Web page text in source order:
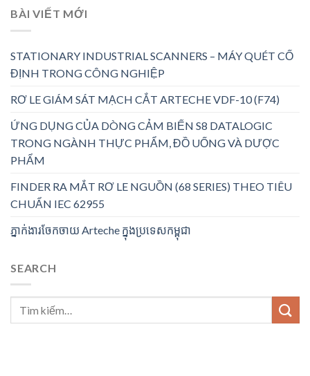
BÀI VIẾT MỚI
STATIONARY INDUSTRIAL SCANNERS – MÁY QUÉT CỐ
ĐỊNH TRONG CÔNG NGHIỆP
RƠ LE GIÁM SÁT MẠCH CẮT ARTECHE VDF-10 (F74)
ỨNG DỤNG CỦA DÒNG CẢM BIẾN S8 DATALOGIC
TRONG NGÀNH THỰC PHẨM, ĐỒ UỐNG VÀ DƯỢC
PHẨM
FINDER RA MẮT RƠ LE NGUỒN (68 SERIES) THEO TIÊU
CHUẨN IEC 62955
ភ្នាក់ងារចែកចាយ Arteche ក្នុងប្រទេសកម្ពុជា
SEARCH